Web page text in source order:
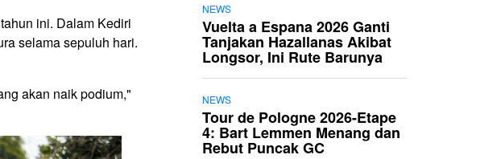
ini. Dalam Kediri
selama sepuluh hari.
akan naik podium,"
NEWS
Vuelta a Espana 2026 Ganti
Tanjakan Hazallanas Akibat
Longsor, Ini Rute Barunya
NEWS
Tour de Pologne 2026-Etape
4: Bart Lemmen Menang dan
Rebut Puncak GC